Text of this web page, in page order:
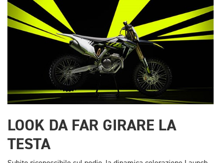
LOOK DA FAR GIRARE LA
TESTA